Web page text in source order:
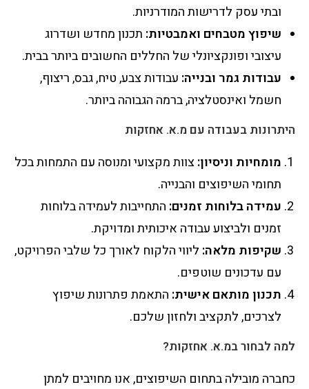
ובתי עסק לדרישות המודרניות.
שיפוץ מטבחים ואמבטיות: תכנון מחדש ושדרוג
עיצובי ופונקציונלי של החללים החשובים ביותר בבית.
עבודות גמר ובנייה: עבודות צבע, טיח, גבס, ריצוף,
חשמל ואינסטלציה, ברמה הגבוהה ביותר.
היתרונות בעבודה עם מ.א. אחזקות
מומחיות וניסיון:צוות מקצועי ומנוסה עם התמחות בכל
תחומי השיפוצים והבנייה.
עמידה בלוחות זמנים: התחייבות לעמידה בלוחות
זמנים ולביצוע עבודה איכותית ומדויקת.
שקיפות מלאה: ליווי הלקוח לאורך כל שלבי הפרויקט,
עם עדכונים שוטפים.
תכנון מותאם אישית: התאמת פתרונות שיפוץ
לצרכים, לתקציב ולחזון שלכם.
למה לבחור במ.א. אחזקות?
כחברה מובילה בתחום השיפוצים, אנו מחויבים למתן